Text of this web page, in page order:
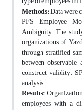
Methods:Data were
PFS Employee
Ambiguity. The
organizations of
through stratified
between
construct validity.
analysis
Results:
employees with a